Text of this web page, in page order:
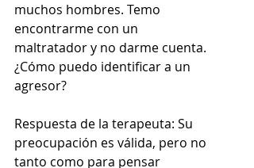
muchos hombres. Temo
encontrarme con un
maltratador y no darme cuenta.
¿Cómo puedo identificar a un
agresor?
Respuesta de la terapeuta: Su
preocupación es válida, pero no
tanto como para pensar